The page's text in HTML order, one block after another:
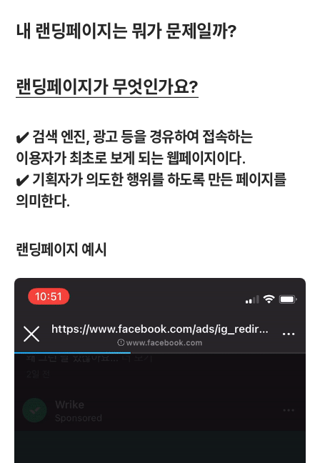
내 랜딩페이지는 뭐가 문제일까?
랜딩페이지가 무엇인가요?
✔️ 검색 엔진, 광고 등을 경유하여 접속하는
이용자가 최초로 보게 되는 웹페이지 이다.
✔️ 기획자가 의도한 행위를 하도록 만든 페이지를
의미한다.
랜딩페이지 예시